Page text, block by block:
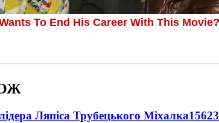
Ляпіса Трубецького Міхалка15623